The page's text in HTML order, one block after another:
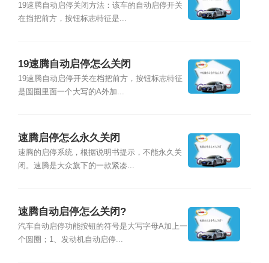
19速腾自动启停关闭方法：该车的自动启停开关
在挡把前方，按钮标志特征是...
19速腾自动启停怎么关闭
19速腾自动启停开关在档把前方，按钮标志特征
是圆圈里面一个大写的A外加...
速腾启停怎么永久关闭
速腾的启停系统，根据说明书提示，不能永久关
闭。速腾是大众旗下的一款紧凑...
速腾自动启停怎么关闭?
汽车自动启停功能按钮的符号是大写字母A加上一
个圆圈；1、发动机自动启停...